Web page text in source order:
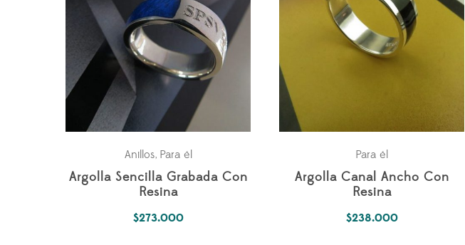
Anillos, Para él
Argolla Sencilla Grabada Con
Resina
$273.000
Para él
Argolla Canal Ancho Con
Resina
$238.000